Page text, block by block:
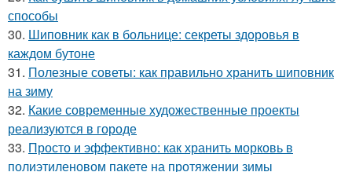
способы
30. Шиповник как в больнице: секреты здоровья в
каждом бутоне
31. Полезные советы: как правильно хранить шиповник
на зиму
32. Какие современные художественные проекты
реализуются в городе
33. Просто и эффективно: как хранить морковь в
полиэтиленовом пакете на протяжении зимы